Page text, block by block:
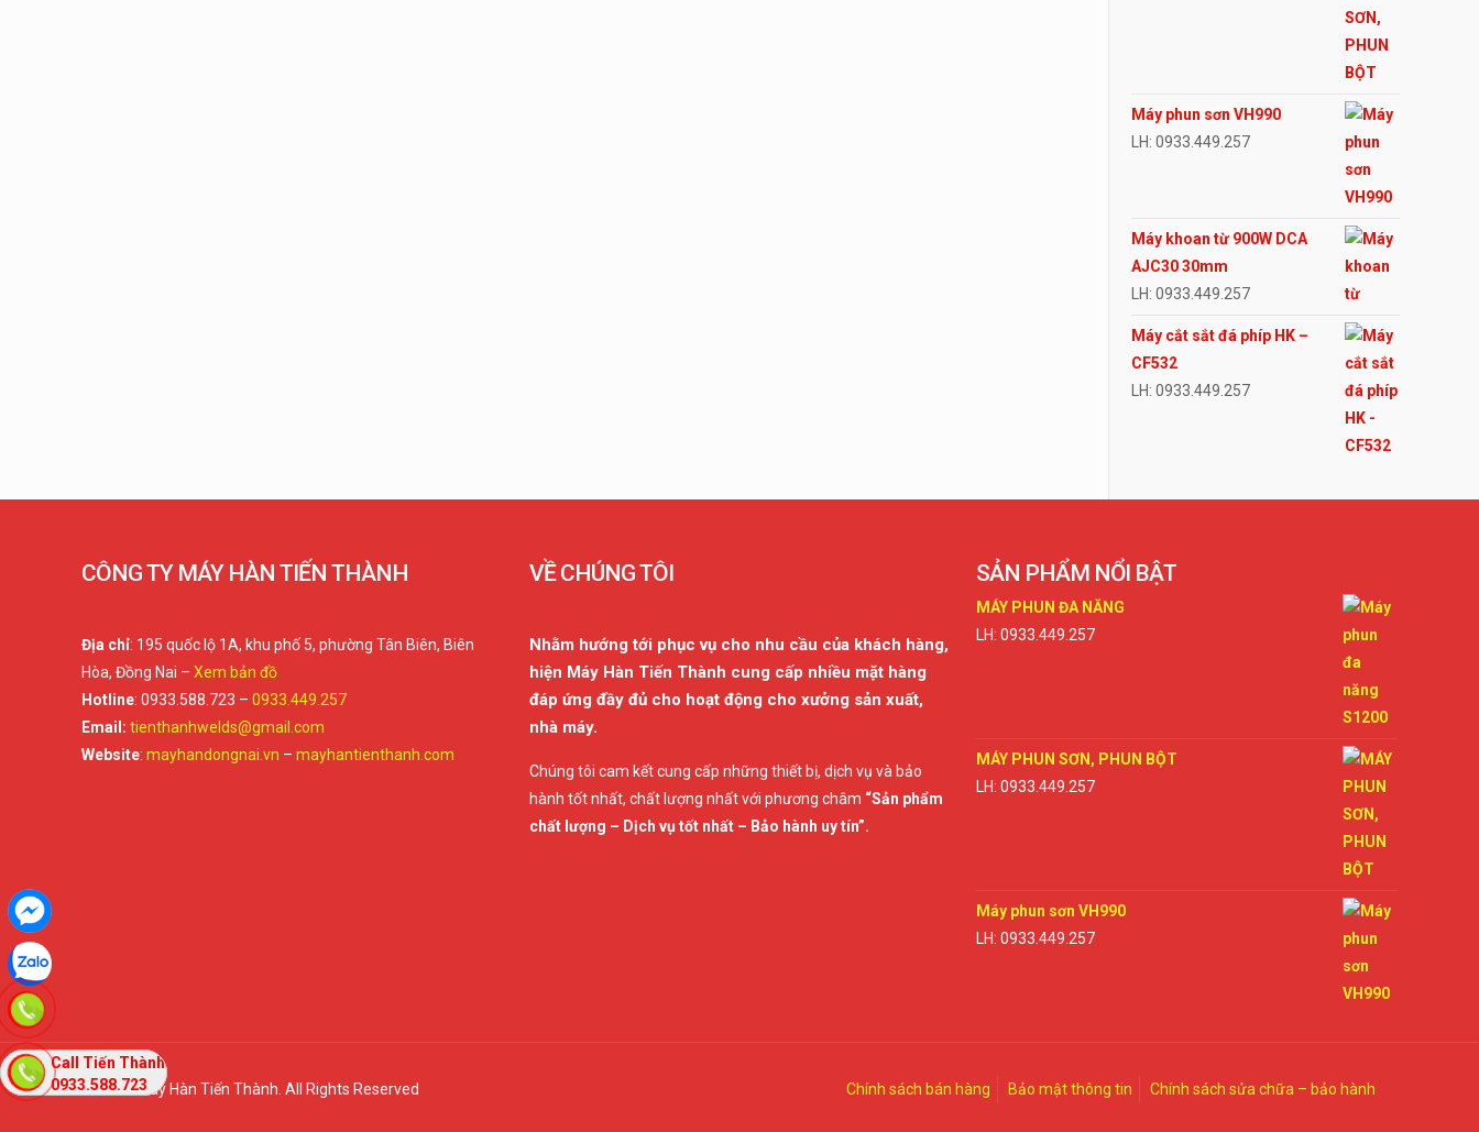
Máy phun sơn VH990
LH: 0933.449.257
Máy khoan từ 900W DCA
AJC30 30mm
LH: 0933.449.257
Máy cắt sắt đá phíp HK –
CF532
LH: 0933.449.257
CÔNG TY MÁY HÀN TIẾN THÀNH
Địa chỉ: 195 quốc lộ 1A, khu phố 5, phường Tân Biên, Biên
Hòa, Đồng Nai –Xem bản đồ
Hotline: 0933.588.723 –0933.449.257
Email: tienthanhwelds@gmail.com
Website:mayhandongnai.vn –mayhantienthanh.com
VỀ CHÚNG TÔI
Nhằm hướng tới phục vụ cho nhu cầu của khách hàng,
hiện Máy Hàn Tiến Thành cung cấp nhiều mặt hàng
đáp ứng đầy đủ cho hoạt động cho xưởng sản xuất,
nhà máy.
Chúng tôi cam kết cung cấp những thiết bị, dịch vụ và bảo
hành tốt nhất, chất lượng nhất với phương châm “Sản phẩm
chất lượng – Dịch vụ tốt nhất – Bảo hành uy tín”.
SẢN PHẨM NỔI BẬT
MÁY PHUN ĐA NĂNG
LH: 0933.449.257
MÁY PHUN SƠN, PHUN BỘT
LH: 0933.449.257
Máy phun sơn VH990
LH: 0933.449.257
© 2021 Máy Hàn Tiến Thành. All Rights Reserved Chính sách bán hàng Bảo mật thông tin Chính sách sửa chữa – bảo hành
Tư Vấn Bán
Hàng
Call Tiến Thành
0933.588.723